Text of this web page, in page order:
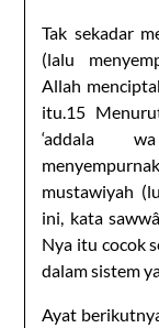
Tak sekadar
(lalu
Allah
itu.15
‘addala
mustawiyah
ini, kata
Nya itu cocok
dalam sistem
Ayat